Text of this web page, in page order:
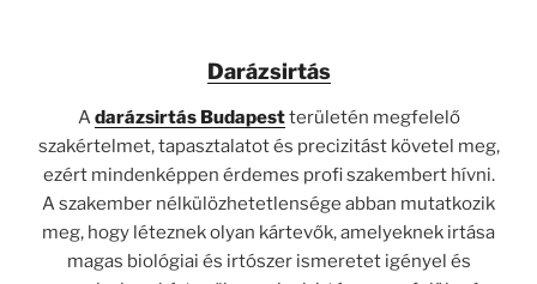
Darázsirtás
Adarázsirtás Budapestterületén megfelelő
szakértelmet, tapasztalatot és precizitást követel meg,
ezért mindenképpen érdemes profi szakembert hívni.
A szakember nélkülözhetetlensége abban mutatkozik
meg, hogy léteznek olyan kártevők, amelyeknek irtása
magas biológiai és irtószer ismeretet igényel és